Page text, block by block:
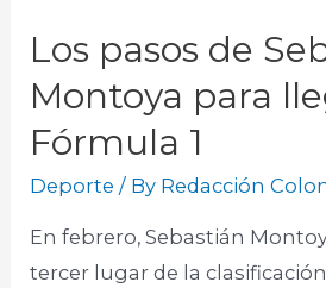
Los pasos de
Montoya para
Fórmula 1
Deporte / By Redacción
En febrero, Sebastián
tercer lugar de la